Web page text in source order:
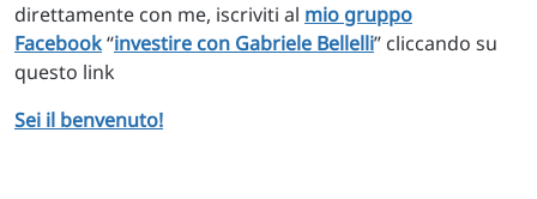
direttamente con me, iscriviti al mio gruppo
Facebook“investire con Gabriele Bellelli” cliccando su
questo link
Sei il benvenuto!